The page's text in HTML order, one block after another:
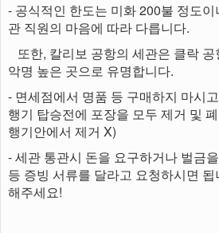
- 공식적인 한도는 미화 200불 정도
관 직원의 마음에 따라 다릅니다.
또한, 칼리보 공항의 세관은 클락
악명 높은 곳으로 유명합니다.
- 면세점에서 명품 등 구매하지 마시
행기 탑승전에 포장을 모두 제거 및
행기안에서 제거 X)
- 세관 통관시 돈을 요구하거나 벌금
등 증빙 서류를 달라고 요청하시면
해주세요!